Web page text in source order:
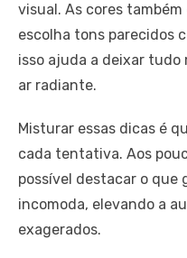
visual. As cores
escolha tons parecidos
isso ajuda a deixar tudo
ar radiante.
Misturar essas dicas é
cada tentativa. Aos
possível destacar o que
incomoda, elevando a
exagerados.